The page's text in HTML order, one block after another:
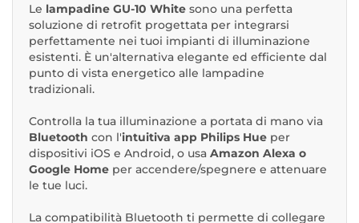
Le lampadine GU-10 White sono una perfetta
soluzione di retrofit progettata per integrarsi
perfettamente nei tuoi impianti di illuminazione
esistenti. È un'alternativa elegante ed efficiente dal
punto di vista energetico alle lampadine
tradizionali.
Controlla la tua illuminazione a portata di mano via
Bluetooth con l'intuitiva app Philips Hue per
dispositivi iOS e Android, o usa Amazon Alexa o
Google Home per accendere/spegnere e attenuare
le tue luci.
La compatibilità Bluetooth ti permette di collegare